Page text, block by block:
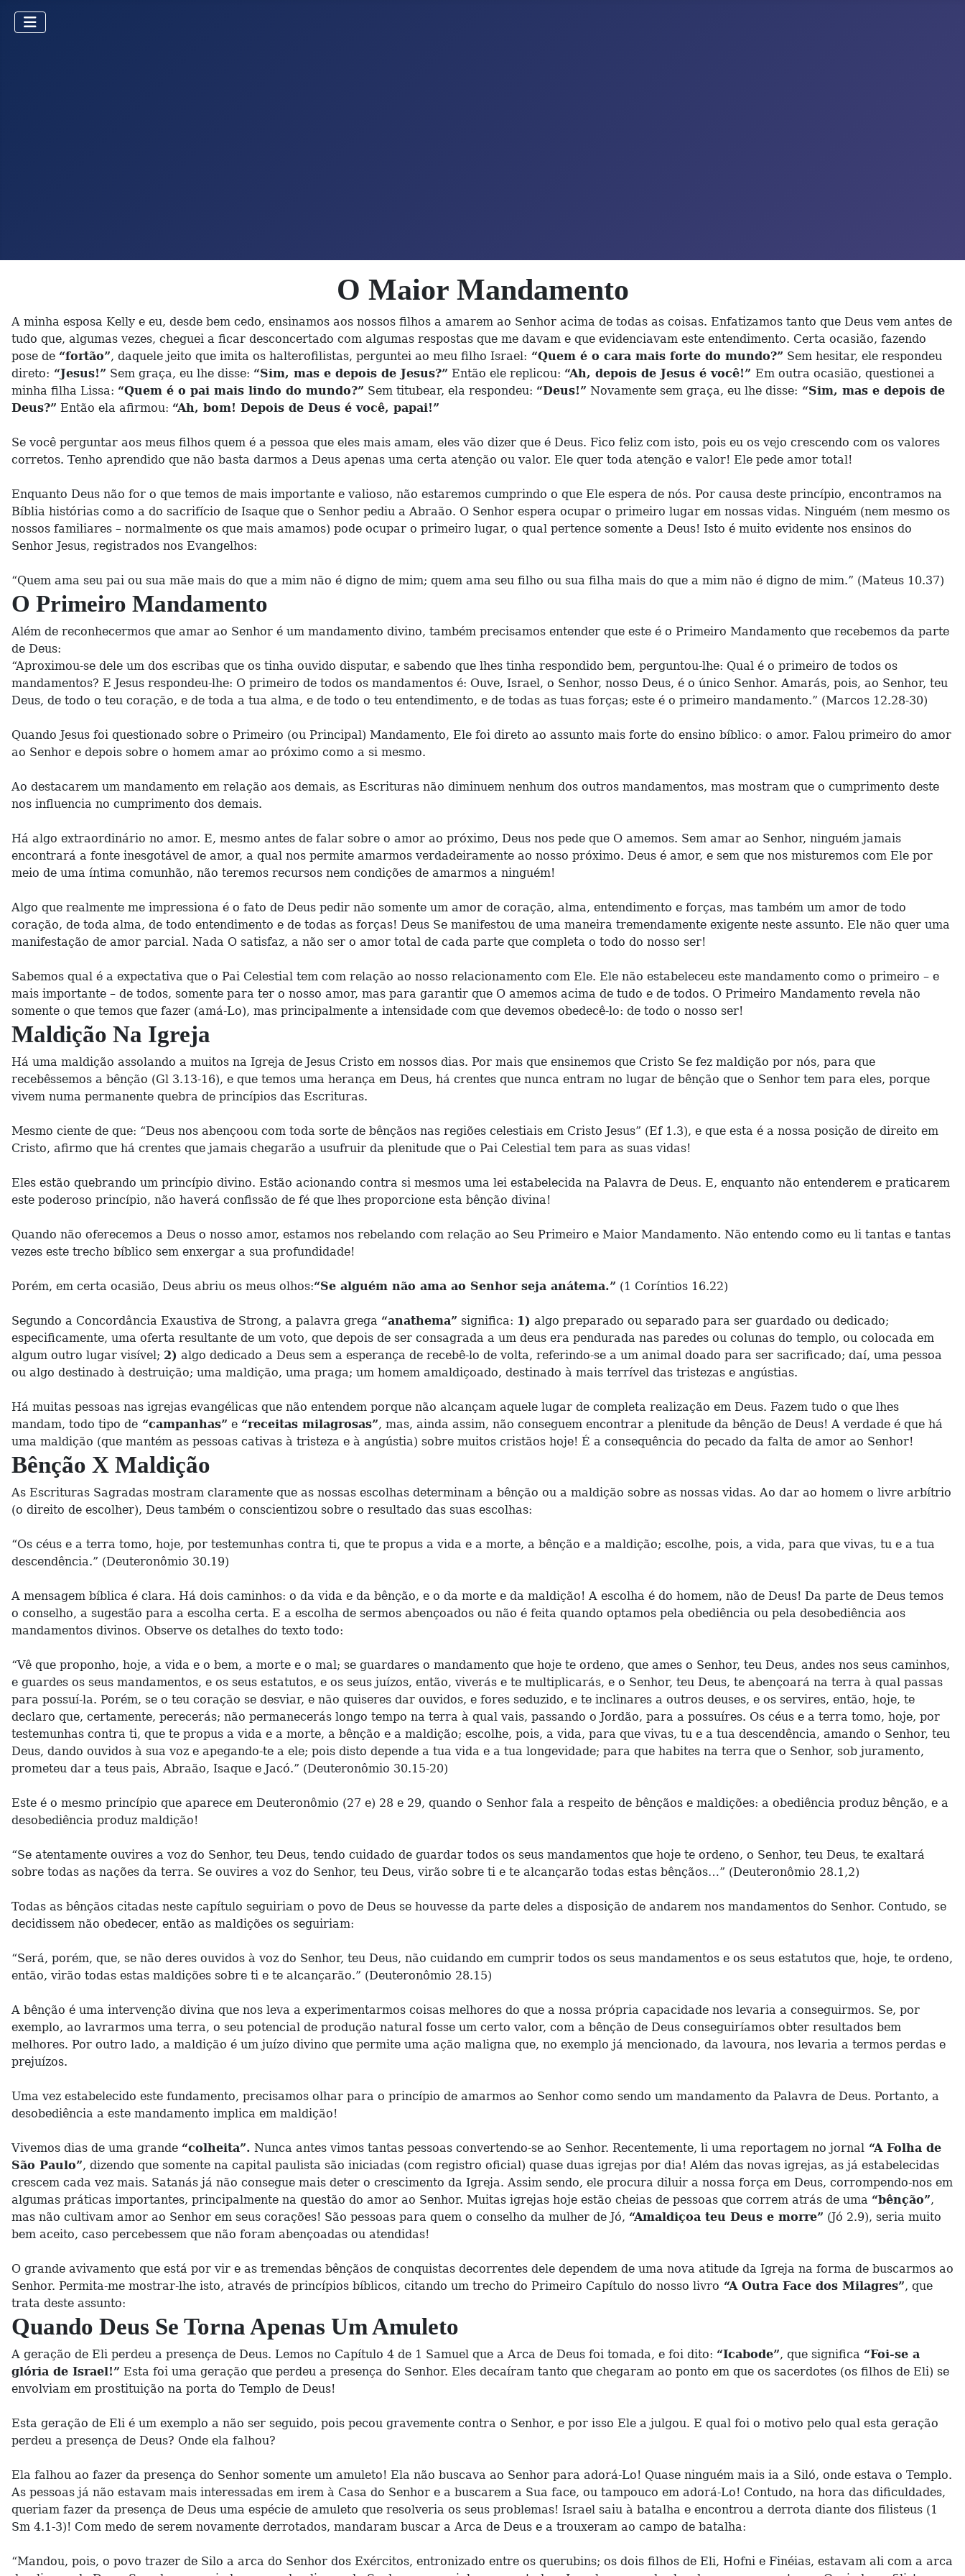
O Maior Mandamento
A minha esposa Kelly e eu, desde bem cedo, ensinamos aos nossos filhos a amarem ao Senhor acima de todas as coisas. Enfatizamos tanto que Deus vem antes de
tudo que, algumas vezes, cheguei a ficar desconcertado com algumas respostas que me davam e que evidenciavam este entendimento. Certa ocasião, fazendo
pose de “fortão”, daquele jeito que imita os halterofilistas, perguntei ao meu filho Israel: “Quem é o cara mais forte do mundo?” Sem hesitar, ele respondeu
direto: “Jesus!” Sem graça, eu lhe disse: “Sim, mas e depois de Jesus?” Então ele replicou: “Ah, depois de Jesus é você!” Em outra ocasião, questionei a
minha filha Lissa: “Quem é o pai mais lindo do mundo?” Sem titubear, ela respondeu: “Deus!” Novamente sem graça, eu lhe disse: “Sim, mas e depois de
Deus?” Então ela afirmou: “Ah, bom! Depois de Deus é você, papai!”
Se você perguntar aos meus filhos quem é a pessoa que eles mais amam, eles vão dizer que é Deus. Fico feliz com isto, pois eu os vejo crescendo com os valores
corretos. Tenho aprendido que não basta darmos a Deus apenas uma certa atenção ou valor. Ele quer toda atenção e valor! Ele pede amor total!
Enquanto Deus não for o que temos de mais importante e valioso, não estaremos cumprindo o que Ele espera de nós. Por causa deste princípio, encontramos na
Bíblia histórias como a do sacrifício de Isaque que o Senhor pediu a Abraão. O Senhor espera ocupar o primeiro lugar em nossas vidas. Ninguém (nem mesmo os
nossos familiares – normalmente os que mais amamos) pode ocupar o primeiro lugar, o qual pertence somente a Deus! Isto é muito evidente nos ensinos do
Senhor Jesus, registrados nos Evangelhos:
“Quem ama seu pai ou sua mãe mais do que a mim não é digno de mim; quem ama seu filho ou sua filha mais do que a mim não é digno de mim.” (Mateus 10.37)
O Primeiro Mandamento
Além de reconhecermos que amar ao Senhor é um mandamento divino, também precisamos entender que este é o Primeiro Mandamento que recebemos da parte
de Deus:
“Aproximou-se dele um dos escribas que os tinha ouvido disputar, e sabendo que lhes tinha respondido bem, perguntou-lhe: Qual é o primeiro de todos os
mandamentos? E Jesus respondeu-lhe: O primeiro de todos os mandamentos é: Ouve, Israel, o Senhor, nosso Deus, é o único Senhor. Amarás, pois, ao Senhor, teu
Deus, de todo o teu coração, e de toda a tua alma, e de todo o teu entendimento, e de todas as tuas forças; este é o primeiro mandamento.” (Marcos 12.28-30)
Quando Jesus foi questionado sobre o Primeiro (ou Principal) Mandamento, Ele foi direto ao assunto mais forte do ensino bíblico: o amor. Falou primeiro do amor
ao Senhor e depois sobre o homem amar ao próximo como a si mesmo.
Ao destacarem um mandamento em relação aos demais, as Escrituras não diminuem nenhum dos outros mandamentos, mas mostram que o cumprimento deste
nos influencia no cumprimento dos demais.
Há algo extraordinário no amor. E, mesmo antes de falar sobre o amor ao próximo, Deus nos pede que O amemos. Sem amar ao Senhor, ninguém jamais
encontrará a fonte inesgotável de amor, a qual nos permite amarmos verdadeiramente ao nosso próximo. Deus é amor, e sem que nos misturemos com Ele por
meio de uma íntima comunhão, não teremos recursos nem condições de amarmos a ninguém!
Algo que realmente me impressiona é o fato de Deus pedir não somente um amor de coração, alma, entendimento e forças, mas também um amor de todo
coração, de toda alma, de todo entendimento e de todas as forças! Deus Se manifestou de uma maneira tremendamente exigente neste assunto. Ele não quer uma
manifestação de amor parcial. Nada O satisfaz, a não ser o amor total de cada parte que completa o todo do nosso ser!
Sabemos qual é a expectativa que o Pai Celestial tem com relação ao nosso relacionamento com Ele. Ele não estabeleceu este mandamento como o primeiro – e
mais importante – de todos, somente para ter o nosso amor, mas para garantir que O amemos acima de tudo e de todos. O Primeiro Mandamento revela não
somente o que temos que fazer (amá-Lo), mas principalmente a intensidade com que devemos obedecê-lo: de todo o nosso ser!
Maldição Na Igreja
Há uma maldição assolando a muitos na Igreja de Jesus Cristo em nossos dias. Por mais que ensinemos que Cristo Se fez maldição por nós, para que
recebêssemos a bênção (Gl 3.13-16), e que temos uma herança em Deus, há crentes que nunca entram no lugar de bênção que o Senhor tem para eles, porque
vivem numa permanente quebra de princípios das Escrituras.
Mesmo ciente de que: “Deus nos abençoou com toda sorte de bênçãos nas regiões celestiais em Cristo Jesus” (Ef 1.3), e que esta é a nossa posição de direito em
Cristo, afirmo que há crentes que jamais chegarão a usufruir da plenitude que o Pai Celestial tem para as suas vidas!
Eles estão quebrando um princípio divino. Estão acionando contra si mesmos uma lei estabelecida na Palavra de Deus. E, enquanto não entenderem e praticarem
este poderoso princípio, não haverá confissão de fé que lhes proporcione esta bênção divina!
Quando não oferecemos a Deus o nosso amor, estamos nos rebelando com relação ao Seu Primeiro e Maior Mandamento. Não entendo como eu li tantas e tantas
vezes este trecho bíblico sem enxergar a sua profundidade!
Porém, em certa ocasião, Deus abriu os meus olhos:“Se alguém não ama ao Senhor seja anátema.” (1 Coríntios 16.22)
Segundo a Concordância Exaustiva de Strong, a palavra grega “anathema” significa: 1) algo preparado ou separado para ser guardado ou dedicado;
especificamente, uma oferta resultante de um voto, que depois de ser consagrada a um deus era pendurada nas paredes ou colunas do templo, ou colocada em
algum outro lugar visível; 2) algo dedicado a Deus sem a esperança de recebê-lo de volta, referindo-se a um animal doado para ser sacrificado; daí, uma pessoa
ou algo destinado à destruição; uma maldição, uma praga; um homem amaldiçoado, destinado à mais terrível das tristezas e angústias.
Há muitas pessoas nas igrejas evangélicas que não entendem porque não alcançam aquele lugar de completa realização em Deus. Fazem tudo o que lhes
mandam, todo tipo de “campanhas” e “receitas milagrosas”, mas, ainda assim, não conseguem encontrar a plenitude da bênção de Deus! A verdade é que há
uma maldição (que mantém as pessoas cativas à tristeza e à angústia) sobre muitos cristãos hoje! É a consequência do pecado da falta de amor ao Senhor!
Bênção X Maldição
As Escrituras Sagradas mostram claramente que as nossas escolhas determinam a bênção ou a maldição sobre as nossas vidas. Ao dar ao homem o livre arbítrio
(o direito de escolher), Deus também o conscientizou sobre o resultado das suas escolhas:
“Os céus e a terra tomo, hoje, por testemunhas contra ti, que te propus a vida e a morte, a bênção e a maldição; escolhe, pois, a vida, para que vivas, tu e a tua
descendência.” (Deuteronômio 30.19)
A mensagem bíblica é clara. Há dois caminhos: o da vida e da bênção, e o da morte e da maldição! A escolha é do homem, não de Deus! Da parte de Deus temos
o conselho, a sugestão para a escolha certa. E a escolha de sermos abençoados ou não é feita quando optamos pela obediência ou pela desobediência aos
mandamentos divinos. Observe os detalhes do texto todo:
“Vê que proponho, hoje, a vida e o bem, a morte e o mal; se guardares o mandamento que hoje te ordeno, que ames o Senhor, teu Deus, andes nos seus caminhos,
e guardes os seus mandamentos, e os seus estatutos, e os seus juízos, então, viverás e te multiplicarás, e o Senhor, teu Deus, te abençoará na terra à qual passas
para possuí-la. Porém, se o teu coração se desviar, e não quiseres dar ouvidos, e fores seduzido, e te inclinares a outros deuses, e os servires, então, hoje, te
declaro que, certamente, perecerás; não permanecerás longo tempo na terra à qual vais, passando o Jordão, para a possuíres. Os céus e a terra tomo, hoje, por
testemunhas contra ti, que te propus a vida e a morte, a bênção e a maldição; escolhe, pois, a vida, para que vivas, tu e a tua descendência, amando o Senhor, teu
Deus, dando ouvidos à sua voz e apegando-te a ele; pois disto depende a tua vida e a tua longevidade; para que habites na terra que o Senhor, sob juramento,
prometeu dar a teus pais, Abraão, Isaque e Jacó.” (Deuteronômio 30.15-20)
Este é o mesmo princípio que aparece em Deuteronômio (27 e) 28 e 29, quando o Senhor fala a respeito de bênçãos e maldições: a obediência produz bênção, e a
desobediência produz maldição!
“Se atentamente ouvires a voz do Senhor, teu Deus, tendo cuidado de guardar todos os seus mandamentos que hoje te ordeno, o Senhor, teu Deus, te exaltará
sobre todas as nações da terra. Se ouvires a voz do Senhor, teu Deus, virão sobre ti e te alcançarão todas estas bênçãos…” (Deuteronômio 28.1,2)
Todas as bênçãos citadas neste capítulo seguiriam o povo de Deus se houvesse da parte deles a disposição de andarem nos mandamentos do Senhor. Contudo, se
decidissem não obedecer, então as maldições os seguiriam:
“Será, porém, que, se não deres ouvidos à voz do Senhor, teu Deus, não cuidando em cumprir todos os seus mandamentos e os seus estatutos que, hoje, te ordeno,
então, virão todas estas maldições sobre ti e te alcançarão.” (Deuteronômio 28.15)
A bênção é uma intervenção divina que nos leva a experimentarmos coisas melhores do que a nossa própria capacidade nos levaria a conseguirmos. Se, por
exemplo, ao lavrarmos uma terra, o seu potencial de produção natural fosse um certo valor, com a bênção de Deus conseguiríamos obter resultados bem
melhores. Por outro lado, a maldição é um juízo divino que permite uma ação maligna que, no exemplo já mencionado, da lavoura, nos levaria a termos perdas e
prejuízos.
Uma vez estabelecido este fundamento, precisamos olhar para o princípio de amarmos ao Senhor como sendo um mandamento da Palavra de Deus. Portanto, a
desobediência a este mandamento implica em maldição!
Vivemos dias de uma grande “colheita”. Nunca antes vimos tantas pessoas convertendo-se ao Senhor. Recentemente, li uma reportagem no jornal “A Folha de
São Paulo”, dizendo que somente na capital paulista são iniciadas (com registro oficial) quase duas igrejas por dia! Além das novas igrejas, as já estabelecidas
crescem cada vez mais. Satanás já não consegue mais deter o crescimento da Igreja. Assim sendo, ele procura diluir a nossa força em Deus, corrompendo-nos em
algumas práticas importantes, principalmente na questão do amor ao Senhor. Muitas igrejas hoje estão cheias de pessoas que correm atrás de uma “bênção”,
mas não cultivam amor ao Senhor em seus corações! São pessoas para quem o conselho da mulher de Jó, “Amaldiçoa teu Deus e morre” (Jó 2.9), seria muito
bem aceito, caso percebessem que não foram abençoadas ou atendidas!
O grande avivamento que está por vir e as tremendas bênçãos de conquistas decorrentes dele dependem de uma nova atitude da Igreja na forma de buscarmos ao
Senhor. Permita-me mostrar-lhe isto, através de princípios bíblicos, citando um trecho do Primeiro Capítulo do nosso livro “A Outra Face dos Milagres”, que
trata deste assunto:
Quando Deus Se Torna Apenas Um Amuleto
A geração de Eli perdeu a presença de Deus. Lemos no Capítulo 4 de 1 Samuel que a Arca de Deus foi tomada, e foi dito: “Icabode”, que significa “Foi-se a
glória de Israel!” Esta foi uma geração que perdeu a presença do Senhor. Eles decaíram tanto que chegaram ao ponto em que os sacerdotes (os filhos de Eli) se
envolviam em prostituição na porta do Templo de Deus!
Esta geração de Eli é um exemplo a não ser seguido, pois pecou gravemente contra o Senhor, e por isso Ele a julgou. E qual foi o motivo pelo qual esta geração
perdeu a presença de Deus? Onde ela falhou?
Ela falhou ao fazer da presença do Senhor somente um amuleto! Ela não buscava ao Senhor para adorá-Lo! Quase ninguém mais ia a Siló, onde estava o Templo.
As pessoas já não estavam mais interessadas em irem à Casa do Senhor e a buscarem a Sua face, ou tampouco em adorá-Lo! Contudo, na hora das dificuldades,
queriam fazer da presença de Deus uma espécie de amuleto que resolveria os seus problemas! Israel saiu à batalha e encontrou a derrota diante dos filisteus (1
Sm 4.1-3)! Com medo de serem novamente derrotados, mandaram buscar a Arca de Deus e a trouxeram ao campo de batalha:
“Mandou, pois, o povo trazer de Silo a arca do Senhor dos Exércitos, entronizado entre os querubins; os dois filhos de Eli, Hofni e Finéias, estavam ali com a arca